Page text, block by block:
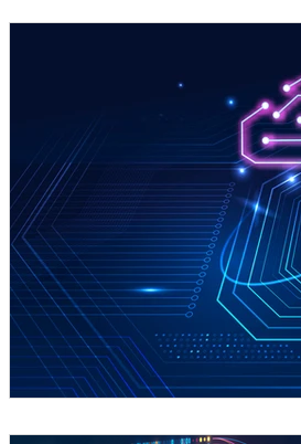
Networking CEA Power
Gestión de talento humano